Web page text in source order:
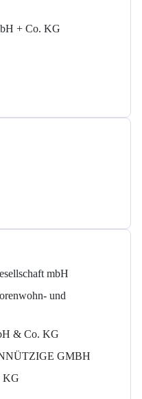
+ Co. KG
mbH
und
& Co. KG
GMBH
KG